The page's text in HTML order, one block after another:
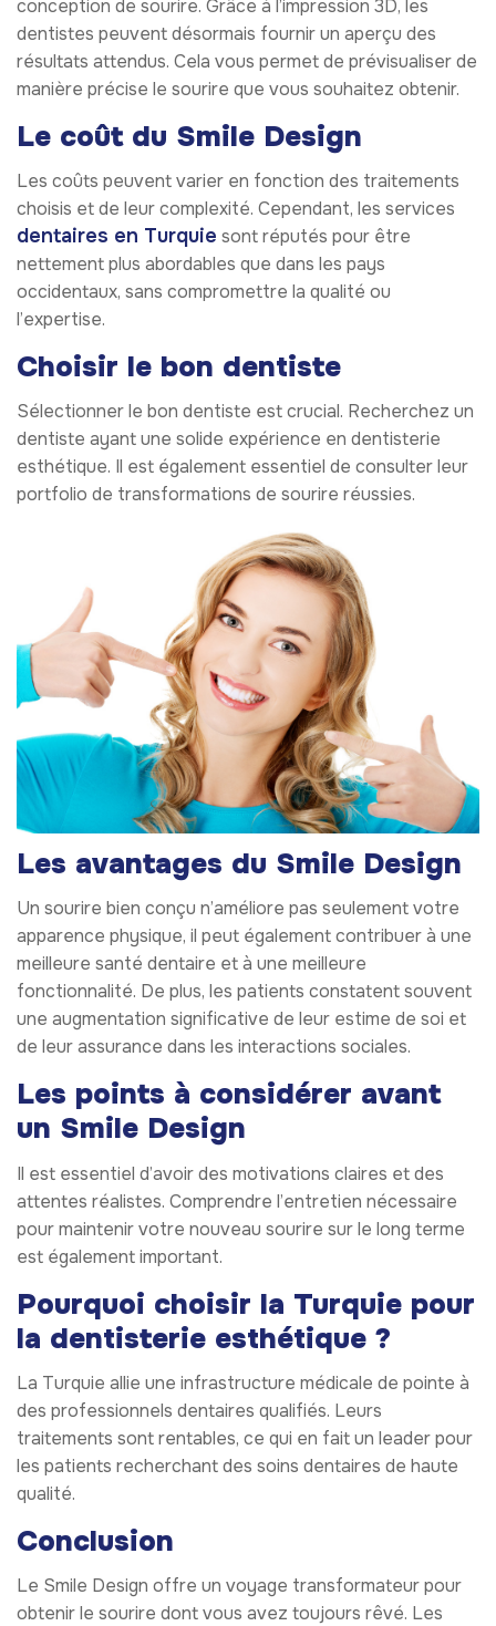
conception de sourire. Grâce à l’impression 3D, les
dentistes peuvent désormais fournir un aperçu des
résultats attendus. Cela vous permet de prévisualiser de
manière précise le sourire que vous souhaitez obtenir.
Le coût du Smile Design
Les coûts peuvent varier en fonction des traitements
choisis et de leur complexité. Cependant, les services
dentaires en Turquie sont réputés pour être
nettement plus abordables que dans les pays
occidentaux, sans compromettre la qualité ou
l’expertise.
Choisir le bon dentiste
Sélectionner le bon dentiste est crucial. Recherchez un
dentiste ayant une solide expérience en dentisterie
esthétique. Il est également essentiel de consulter leur
portfolio de transformations de sourire réussies.
Les avantages du Smile Design
Un sourire bien conçu n’améliore pas seulement votre
apparence physique, il peut également contribuer à une
meilleure santé dentaire et à une meilleure
fonctionnalité. De plus, les patients constatent souvent
une augmentation significative de leur estime de soi et
de leur assurance dans les interactions sociales.
Les points à considérer avant
un Smile Design
Il est essentiel d’avoir des motivations claires et des
attentes réalistes. Comprendre l’entretien nécessaire
pour maintenir votre nouveau sourire sur le long terme
est également important.
Pourquoi choisir la Turquie pour
la dentisterie esthétique ?
La Turquie allie une infrastructure médicale de pointe à
des professionnels dentaires qualifiés. Leurs
traitements sont rentables, ce qui en fait un leader pour
les patients recherchant des soins dentaires de haute
qualité.
Conclusion
Le Smile Design offre un voyage transformateur pour
obtenir le sourire dont vous avez toujours rêvé. Les